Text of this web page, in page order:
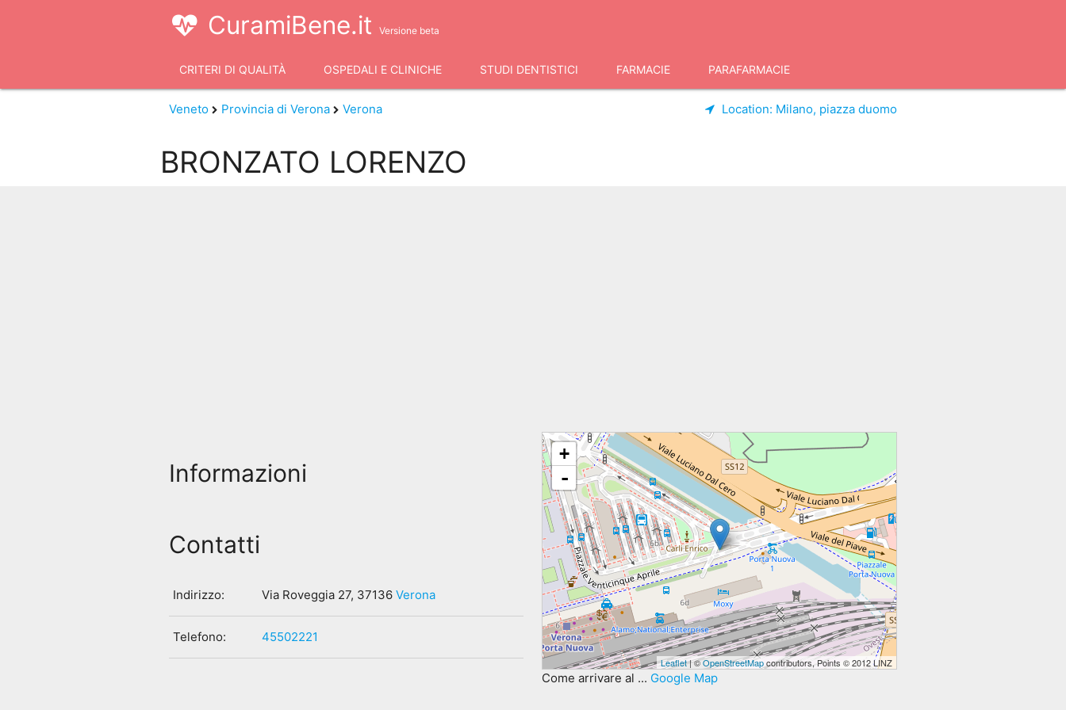
CuramiBene.it Versione beta
CRITERI DI QUALITÀ OSPEDALI E CLINICHE STUDI DENTISTICI FARMACIE PARAFARMACIE
VIDEOCONSULTI
Veneto Provincia di Verona Verona Location: Milano, piazza duomo
BRONZATO LORENZO
Informazioni
Contatti
Indirizzo: Via Roveggia 27, 37136 Verona
Telefono: 45502221
+
-
Leaflet| ©OpenStreetMapcontributors, Points © 2012 LINZ
Come arrivare al ... Google Map